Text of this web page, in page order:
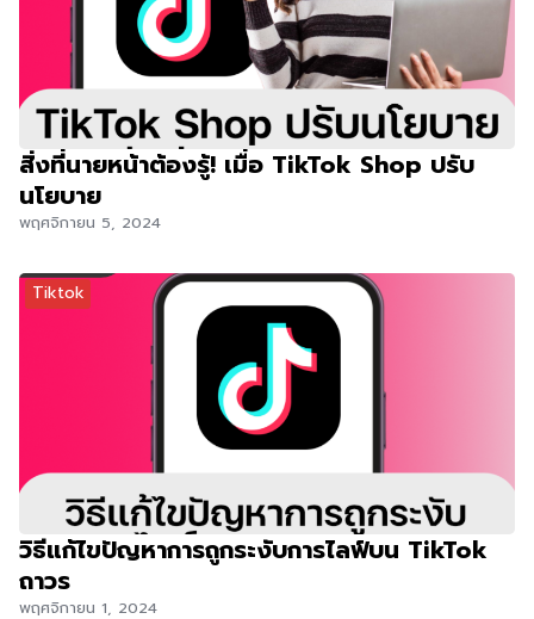
สิ่งที่นายหน้าต้องรู้! เมื่อ TikTok Shop ปรับ
นโยบาย
พฤศจิกายน 5, 2024
Tiktok
วิธีแก้ไขปัญหาการถูกระงับการไลฟ์บน TikTok
ถาวร
พฤศจิกายน 1, 2024